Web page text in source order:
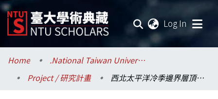
Log In
Communities & Collections
Research Outputs
Home
.National Taiwan University / 國立臺灣大學
Project / 研究計畫
西北太平洋冷季邊界層頂層狀雲之演化、人為影響及環境衝擊(2/3)